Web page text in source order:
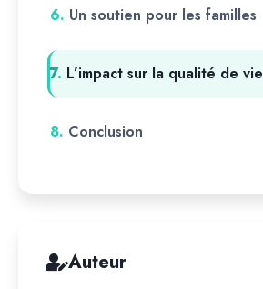
6. Un soutien pour les familles
7. L’impact sur la qualité de vie
8. Conclusion
Auteur